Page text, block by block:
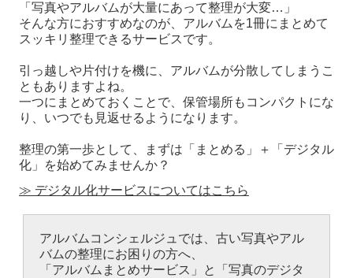
「写真やアルバムが大量にあって整理が大変…」
そんな方におすすめなのが、アルバムを1冊にまとめて
スッキリ整理できるサービスです。
引っ越しや片付けを機に、アルバムが分散してしまうこ
ともありますよね。
一つにまとめておくことで、保管場所もコンパクトにな
り、いつでも見返せるようになります。
整理の第一歩として、まずは 「まとめる」＋「デジタル
化」
を始めてみませんか？
≫ デジタル化サービスについてはこちら
アルバムコンシェルジュでは、 古い写真やアル
バムの整理にお困りの方へ、
「アルバムまとめサービス」と「写真のデジタ